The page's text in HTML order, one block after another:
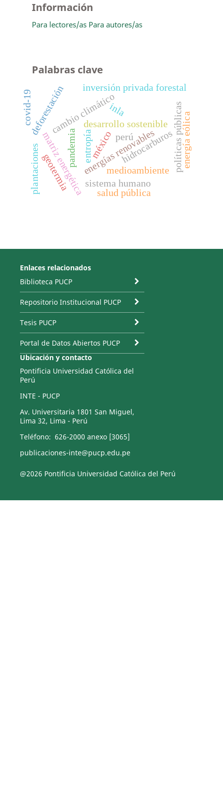
Información
Para lectores/as Para autores/as
Palabras clave
hidrocarburos
energías renovables
cambio climáticodesarrollo sostenible políticas públicas
medioambiente
matriz energética energía eólica
geotermia
pandemia
deforestación inversión privada forestal
plantaciones entropía
sistema humano
covid-19 inla
méxico perú
salud pública
Enlaces relacionados
Biblioteca PUCP
Repositorio Institucional PUCP
Tesis PUCP
Portal de Datos Abiertos PUCP
Ubicación y contacto
Pontificia Universidad Católica del
Perú
INTE - PUCP
Av. Universitaria 1801 San Miguel,
Lima 32, Lima - Perú
Teléfono: 626-2000 anexo [3065]
publicaciones-inte@pucp.edu.pe
@2026 Pontificia Universidad Católica del Perú